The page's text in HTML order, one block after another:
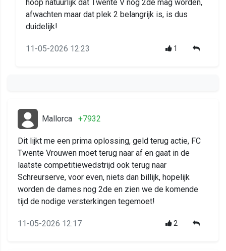
hoop natuurlijk dat Twente V nog 2de mag worden,
afwachten maar dat plek 2 belangrijk is, is dus
duidelijk!
11-05-2026 12:23 1
Mallorca +7932
Dit lijkt me een prima oplossing, geld terug actie, FC
Twente Vrouwen moet terug naar af en gaat in de
laatste competitiewedstrijd ook terug naar
Schreurserve, voor even, niets dan billijk, hopelijk
worden de dames nog 2de en zien we de komende
tijd de nodige versterkingen tegemoet!
11-05-2026 12:17 2